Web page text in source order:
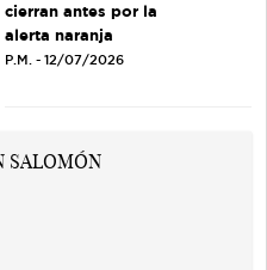
cierran antes por la
alerta naranja
P.M. - 12/07/2026